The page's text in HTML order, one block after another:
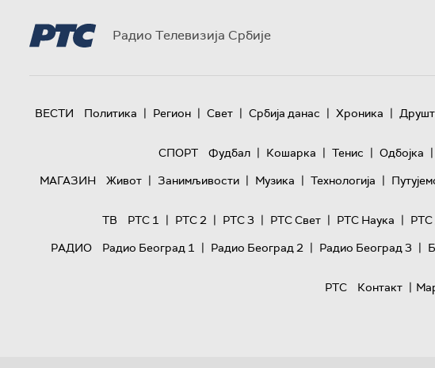
Радио Телевизија Србије
ВЕСТИ Политика | Регион | Свет | Србија данас | Хроника |
СПОРТ
Фудбал | Кошарка | Тенис | Одбојка |
МАГАЗИН
Живот | Занимљивости | Музика | Технологијa |
ТВ
РТС 1 | РТС 2 | РТС 3 | РТС Свет | РТС Наука | РТС
РАДИО
Радио Београд 1 | Радио Београд 2 | Радио Београд 3 |
РТС
Контакт |